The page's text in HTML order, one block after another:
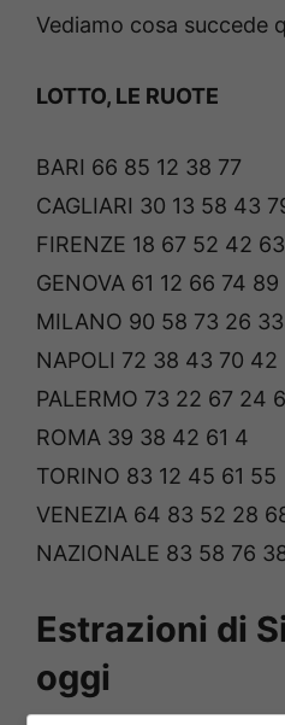
Vediamo cosa succede
LOTTO, LE RUOTE
BARI 66 85 12 38 77
CAGLIARI 30 13 58 43
FIRENZE 18 67 52 42 63
GENOVA 61 12 66 74 89
MILANO 90 58 73 26 33
NAPOLI 72 38 43 70 42
PALERMO 73 22 67 24
ROMA 39 38 42 61 4
TORINO 83 12 45 61 55
VENEZIA 64 83 52 28
NAZIONALE 83 58 76
Estrazioni di
oggi